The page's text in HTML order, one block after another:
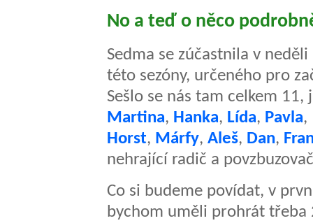
No a teď o něco
Sedma se zúčastnila v
této sezóny, určeného pro
Sešlo se nás tam celkem 11,
Martina, Hanka, Lída, Pavla,
Horst, Márfy, Aleš, Dan,
nehrající radič a
Co si budeme povídat, v
bychom uměli prohrát třeba